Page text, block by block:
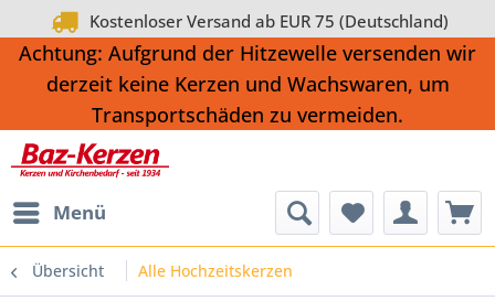
Kostenloser Versand ab EUR 75 (Deutschland)
Achtung: Aufgrund der Hitzewelle versenden wir
derzeit keine Kerzen und Wachswaren, um
Transportschäden zu vermeiden.
Menü
Übersicht Alle Hochzeitskerzen